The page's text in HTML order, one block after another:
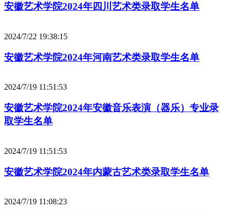
安徽艺术学院2024年四川艺术类录取学生名单
2024/7/22 19:38:15
安徽艺术学院2024年河南艺术类录取学生名单
2024/7/19 11:51:53
安徽艺术学院2024年安徽音乐表演（器乐）专业录
取学生名单
2024/7/19 11:51:53
安徽艺术学院2024年内蒙古艺术类录取学生名单
2024/7/19 11:08:23